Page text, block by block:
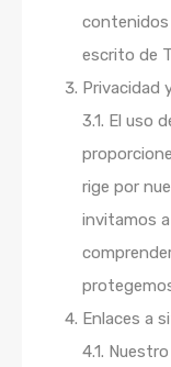
escrito de
Privacidad
3.1. El uso
rige por
invitamos
Enlaces a
4.1.